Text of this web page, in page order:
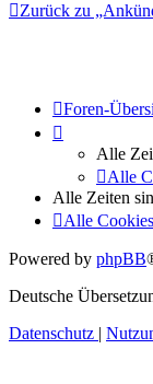
Zurück zu
Foren-
Alle
Alle
Alle Zeiten
Alle
Powered by phpBB
Deutsche
Datenschutz |